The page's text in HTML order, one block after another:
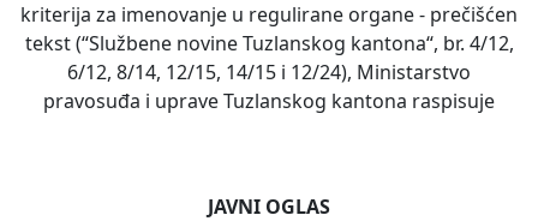
kriterija za imenovanje u regulirane organe - prečišćen
tekst (“Službene novine Tuzlanskog kantona“, br. 4/12,
6/12, 8/14, 12/15, 14/15 i 12/24), Ministarstvo
pravosuđa i uprave Tuzlanskog kantona raspisuje
JAVNI OGLAS